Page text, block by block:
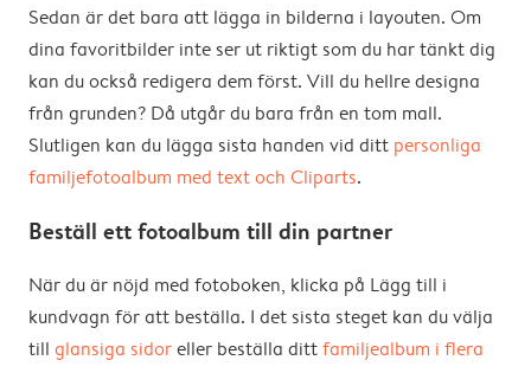
Sedan är det bara att lägga in bilderna i layouten. Om
dina favoritbilder inte ser ut riktigt som du har tänkt dig
kan du också redigera dem först. Vill du hellre designa
från grunden? Då utgår du bara från en tom mall.
Slutligen kan du lägga sista handen vid ditt personliga
familjefotoalbum med text och Cliparts.
Beställ ett fotoalbum till din partner
När du är nöjd med fotoboken, klicka på Lägg till i
kundvagn för att beställa. I det sista steget kan du välja
till glansiga sidoreller beställa dittfamiljealbum i flera